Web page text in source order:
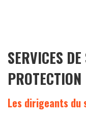
SERVICES
PROTECTION
Les dirigeants